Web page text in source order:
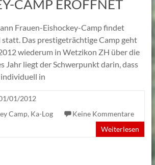
CAMP ERÖFFNET
Frauen-Eishockey-Camp findet
statt. Das prestigeträchtige Camp geht
wiederum in Wetzikon ZH über die
Jahr liegt der Schwerpunkt darin, dass
in
01/2012
Camp, Ka-Log
Keine Kommentare
Weiterlesen